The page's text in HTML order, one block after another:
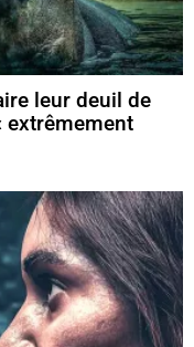
leur deuil de
extrêmement